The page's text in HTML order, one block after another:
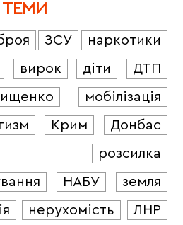
ТЕМИ
ЗСУ
наркотики
вирок діти
ДТП
мобілізація
Крим
Донбас
розсилка
НАБУ
земля
нерухомість
ЛНР